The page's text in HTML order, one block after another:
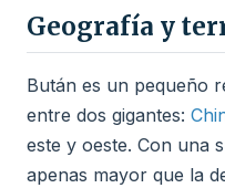
Geografía y
Bután es un pequeño
entre dos gigantes:
este y oeste. Con una
apenas mayor que la